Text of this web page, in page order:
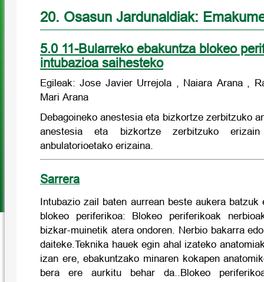
20. Osasun Jardunaldiak:
5.0 11-Bularreko ebakuntza blokeo
intubazioa saihesteko
Egileak: Jose Javier Urrejola , Naiara Arana ,
Mari Arana
Debagoineko anestesia eta bizkortze zerbitzuko
anestesia eta bizkortze zerbitzuko
anbulatorioetako erizaina.
Sarrera
Intubazio zail baten aurrean beste aukera
blokeo periferikoa: Blokeo periferikoak
bizkar-muinetik atera ondoren. Nerbio bakarra
daiteke.Teknika hauek egin ahal izateko
izan ere, ebakuntzako minaren kokapen
bera ere aurkitu behar da..Blokeo